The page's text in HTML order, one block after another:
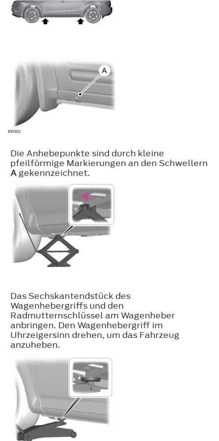
Die Anhebepunkte sind durch kleine
pfeilförmige Markierungen an den Schwellern
Agekennzeichnet.
Das Sechskantendstück des
Wagenhebergriffs und den
Radmutternschlüssel am Wagenheber
anbringen. Den Wagenhebergriff im
Uhrzeigersinn drehen, um das Fahrzeug
anzuheben.